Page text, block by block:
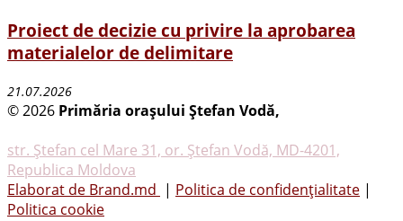
Proiect de decizie cu privire la aprobarea
materialelor de delimitare
21.07.2026
© 2026 Primăria oraşului Ştefan Vodă,
str. Ştefan cel Mare 31, or. Ştefan Vodă, MD-4201,
Republica Moldova
Elaborat de Brand.md | Politica de confidențialitate |
Politica cookie